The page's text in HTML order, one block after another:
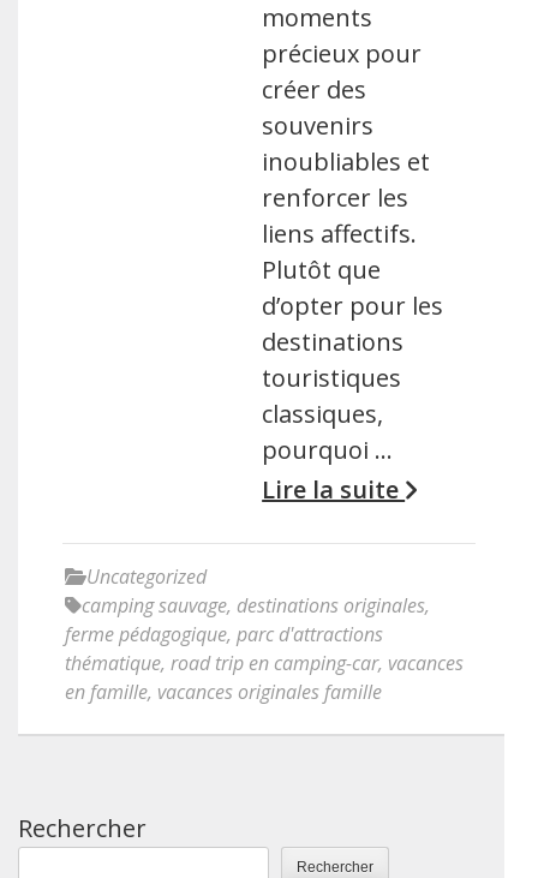
moments
précieux pour
créer des
souvenirs
inoubliables et
renforcer les
liens affectifs.
Plutôt que
d’opter pour les
destinations
touristiques
classiques,
pourquoi …
Lire la suite
Uncategorized
camping sauvage, destinations originales,
ferme pédagogique, parc d'attractions
thématique, road trip en camping-car, vacances
en famille, vacances originales famille
Rechercher
Rechercher